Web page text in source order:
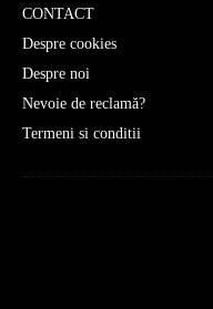
CONTACT
Despre cookies
Despre noi
Nevoie de reclamă?
Termeni si conditii